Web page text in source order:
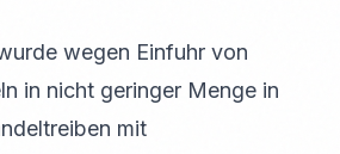
wegen Einfuhr von
in nicht geringer Menge in
mit